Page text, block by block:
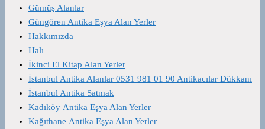
Gümüş Alanlar
Güngören Antika Eşya Alan Yerler
Hakkımızda
Halı
İkinci El Kitap Alan Yerler
İstanbul Antika Alanlar 0531 981 01 90 Antikacılar Dükkanı
İstanbul Antika Satmak
Kadıköy Antika Eşya Alan Yerler
Kağıthane Antika Eşya Alan Yerler